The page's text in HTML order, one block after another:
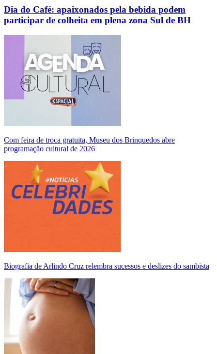
Dia do Café: apaixonados pela bebida podem
participar de colheita em plena zona Sul de BH
Com feira de troca gratuita, Museu dos Brinquedos abre
programação cultural de 2026
Biografia de Arlindo Cruz relembra sucessos e deslizes do sambista